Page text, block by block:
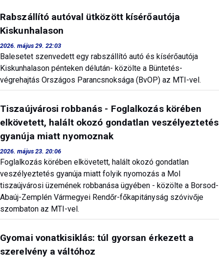
Rabszállító autóval ütközött kísérőautója
Kiskunhalason
2026. május 29. 22:03
Balesetet szenvedett egy rabszállító autó és kísérőautója
Kiskunhalason pénteken délután- közölte a Büntetés-
végrehajtás Országos Parancsnoksága (BvOP) az MTI-vel.
Tiszaújvárosi robbanás - Foglalkozás körében
elkövetett, halált okozó gondatlan veszélyeztetés
gyanúja miatt nyomoznak
2026. május 23. 20:06
Foglalkozás körében elkövetett, halált okozó gondatlan
veszélyeztetés gyanúja miatt folyik nyomozás a Mol
tiszaújvárosi üzemének robbanása ügyében - közölte a Borsod-
Abaúj-Zemplén Vármegyei Rendőr-főkapitányság szóvivője
szombaton az MTI-vel.
Gyomai vonatkisiklás: túl gyorsan érkezett a
szerelvény a váltóhoz